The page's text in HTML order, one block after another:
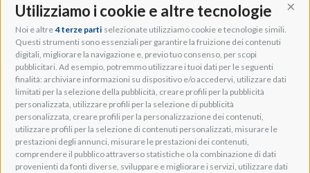
Utilizziamo i cookie e altre tecnologie
Noi e altre 4 terze parti selezionate utilizziamo cookie e tecnologie simili.
Questi strumenti sono essenziali per garantire la fruizione dei contenuti
digitali, migliorare la navigazione e, previo tuo consenso, per scopi
pubblicitari. Ad esempio, potremmo utilizzare i tuoi dati per le seguenti
finalità: archiviare informazioni su dispositivo e/o accedervi, utilizzare dati
limitati per la selezione della pubblicità, creare profili per la pubblicità
personalizzata, utilizzare profili per la selezione di pubblicità
personalizzata, creare profili per la personalizzazione dei contenuti,
utilizzare profili per la selezione di contenuti personalizzati, misurare le
prestazioni degli annunci, misurare le prestazioni dei contenuti,
comprendere il pubblico attraverso statistiche o la combinazione di dati
provenienti da fonti diverse, sviluppare e migliorare i servizi, utilizzare dati
Adeo Group S.r.l.
Via della Zarga, 50
Lavis, 38015 TN, Italy
Tel: +39 0461 248211
P.IVA: IT01262500224
PEC: pec@pec.adeogroup.it
SDI: T04ZHR3
info@adeogroup.it
Adeo ProAV